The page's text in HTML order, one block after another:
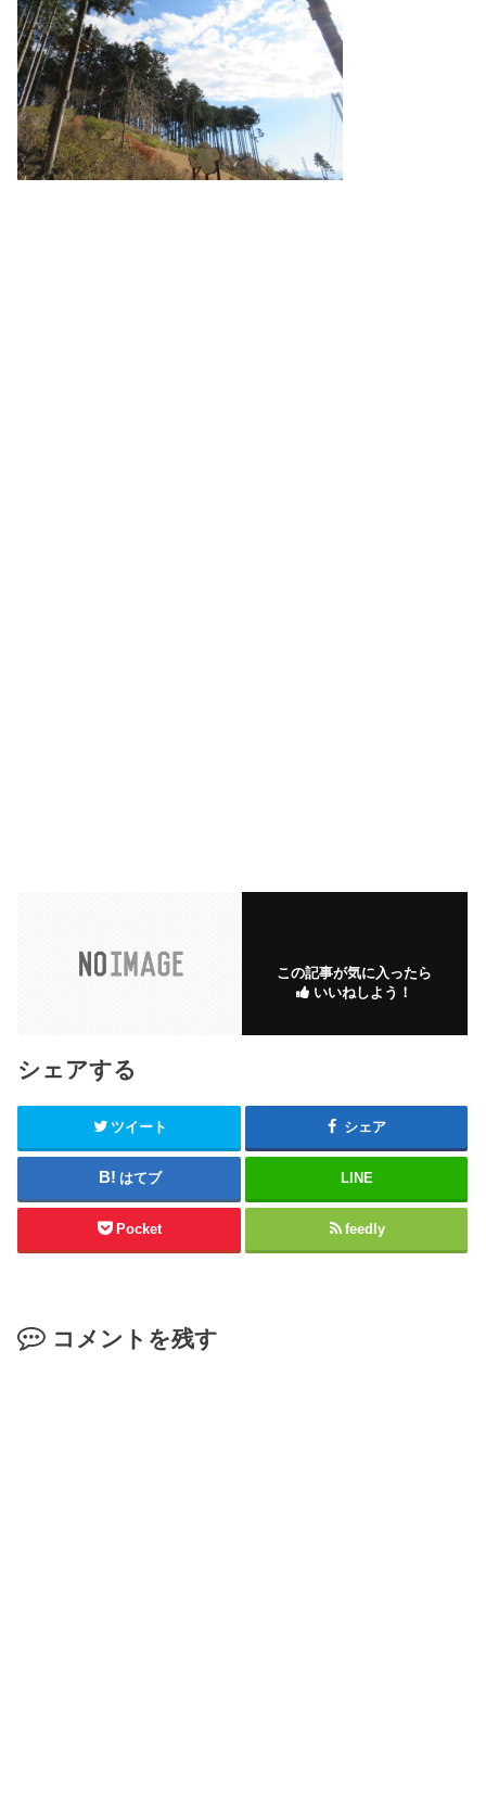
この記事が気に入ったら
いいねしよう！
シェアする
ツイート シェア
はてブ LINE
Pocket feedly
コメントを残す